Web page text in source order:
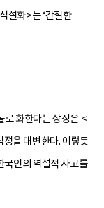
설화>는 ‘간절한
로 화한다는 상징은 <
을 대변한다. 이렇듯
국인의 역설적 사고를